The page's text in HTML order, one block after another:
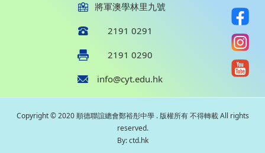
將軍澳學林里九號
2191 0291
2191 0290
info@cyt.edu.hk
Copyright © 2020 順德聯誼總會鄭裕彤中學 . 版權所有 不得轉載 All rights
reserved.
By: ctd.hk